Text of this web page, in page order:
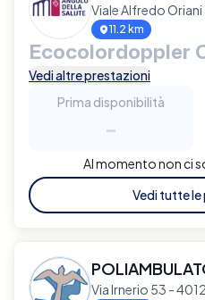
Viale Alfredo
11.2 km
Ecocolordoppler
Vedi altre prestazioni
Prima disponibilità
-
Al momento non ci
Vedi tutte
Via Irnerio 53 -